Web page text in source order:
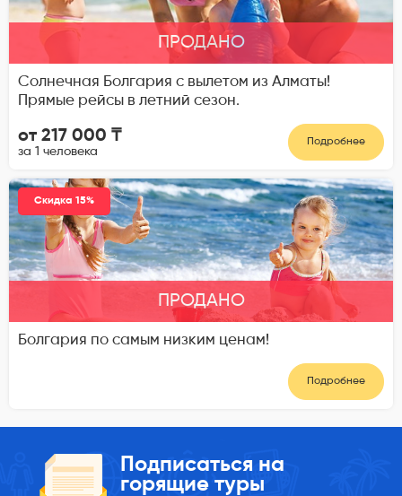
ПРОДАНО
Солнечная Болгария с вылетом из Алматы!
Прямые рейсы в летний сезон.
от 217 000 ₸
за 1 человека
Подробнее
Скидка 15%
ПРОДАНО
Болгария по самым низким ценам!
Подробнее
Подписаться на
горящие туры